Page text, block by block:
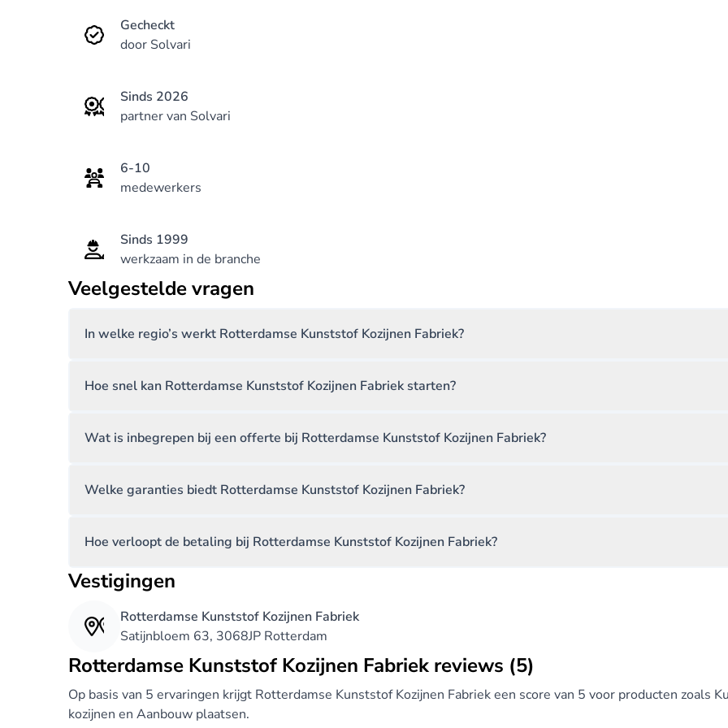
Gecheckt
door Solvari
Sinds 2026
partner van Solvari
6-10
medewerkers
Sinds 1999
werkzaam in de branche
Veelgestelde vragen
In welke regio’s werkt Rotterdamse Kunststof Kozijnen Fabriek?
Hoe snel kan Rotterdamse Kunststof Kozijnen Fabriek starten?
Wat is inbegrepen bij een offerte bij Rotterdamse Kunststof Kozijnen Fabriek?
Welke garanties biedt Rotterdamse Kunststof Kozijnen Fabriek?
Hoe verloopt de betaling bij Rotterdamse Kunststof Kozijnen Fabriek?
Vestigingen
Rotterdamse Kunststof Kozijnen Fabriek
Satijnbloem 63, 3068JP Rotterdam
Rotterdamse Kunststof Kozijnen Fabriek reviews (5)
Op basis van 5 ervaringen krijgt Rotterdamse Kunststof Kozijnen Fabriek een score van 5 voor producten zoals
kozijnen en Aanbouw plaatsen.